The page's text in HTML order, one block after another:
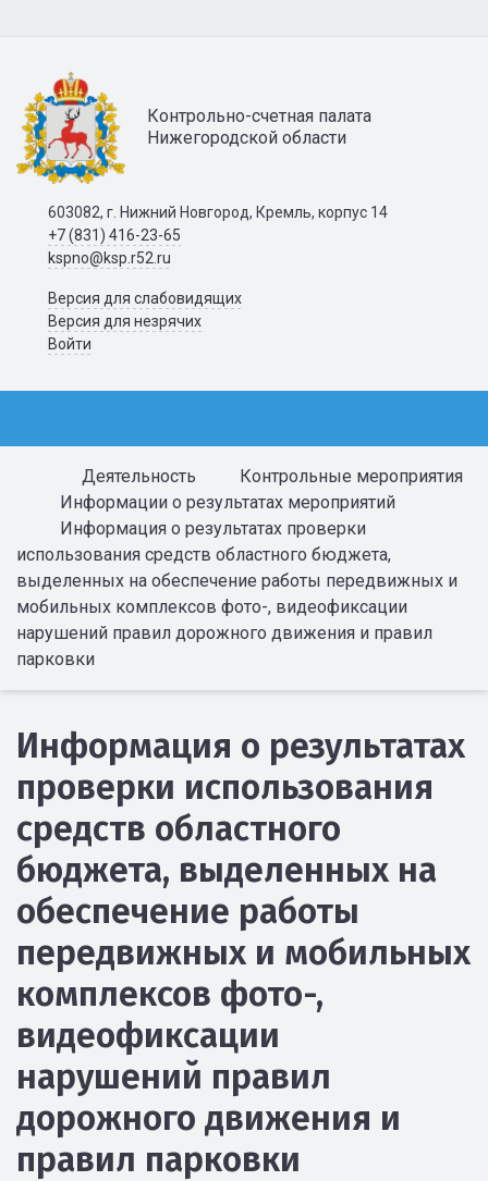
Контрольно-счетная палата
Нижегородской области
603082, г. Нижний Новгород, Кремль, корпус 14
+7 (831) 416-23-65
kspno@ksp.r52.ru
Версия для слабовидящих
Версия для незрячих
Войти
Деятельность
Контрольные мероприятия
Информации о результатах мероприятий
Информация о результатах проверки
использования средств областного бюджета,
выделенных на обеспечение работы передвижных и
мобильных комплексов фото-, видеофиксации
нарушений правил дорожного движения и правил
парковки
Информация о результатах
проверки использования
средств областного
бюджета, выделенных на
обеспечение работы
передвижных и мобильных
комплексов фото-,
видеофиксации
нарушений правил
дорожного движения и
правил парковки